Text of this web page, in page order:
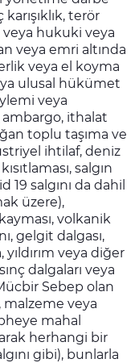
karışıklık, terör
hukuki veya
veya emri altında
veya el koyma
ulusal hükümet
veya
ambargo, ithalat
toplu taşıma ve
ihtilaf, deniz
salgın
19 salgını da dahil
üzere),
volkanik
gelgit dalgası,
yıldırım veya diğer
dalgaları veya
Sebep olan
malzeme veya
mahal
herhangi bir
gibi), bunlarla